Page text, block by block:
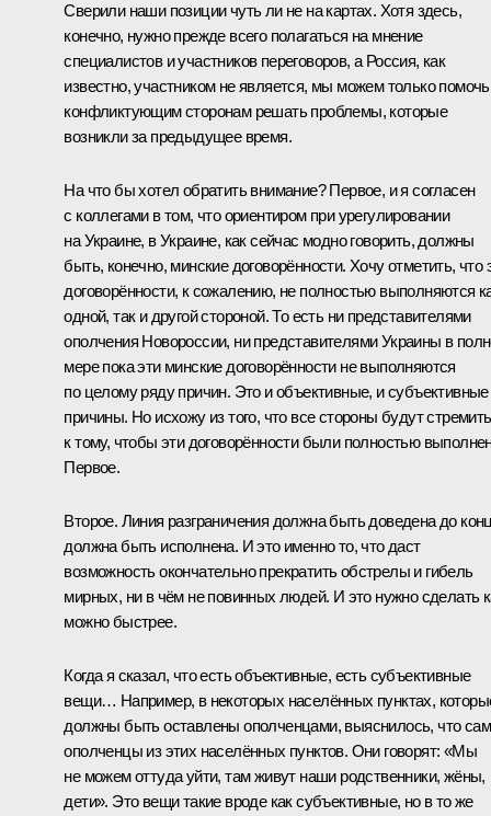
Сверили наши позиции чуть ли не на картах. Хотя здесь,
конечно, нужно прежде всего полагаться на мнение
специалистов и участников переговоров, а Россия, как
известно, участником не является, мы можем только помочь
конфликтующим сторонам решать проблемы, которые
возникли за предыдущее время.
На что бы хотел обратить внимание? Первое, и я согласен
с коллегами в том, что ориентиром при урегулировании
на Украине, в Украине, как сейчас модно говорить, должны
быть, конечно, минские договорённости. Хочу отметить, что
договорённости, к сожалению, не полностью выполняются
одной, так и другой стороной. То есть ни представителями
ополчения Новороссии, ни представителями Украины в
мере пока эти минские договорённости не выполняются
по целому ряду причин. Это и объективные, и субъективные
причины. Но исхожу из того, что все стороны будут
к тому, чтобы эти договорённости были полностью
Первое.
Второе. Линия разграничения должна быть доведена до
должна быть исполнена. И это именно то, что даст
возможность окончательно прекратить обстрелы и гибель
мирных, ни в чём не повинных людей. И это нужно сделать
можно быстрее.
Когда я сказал, что есть объективные, есть субъективные
вещи… Например, в некоторых населённых пунктах,
должны быть оставлены ополченцами, выяснилось, что
ополченцы из этих населённых пунктов. Они говорят: «Мы
не можем оттуда уйти, там живут наши родственники, жёны,
дети». Это вещи такие вроде как субъективные, но в то же